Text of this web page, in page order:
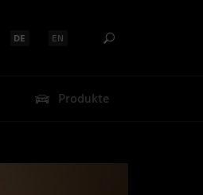
Sprache auswählen:
DE Sprache auswählen:
EN
Produkte